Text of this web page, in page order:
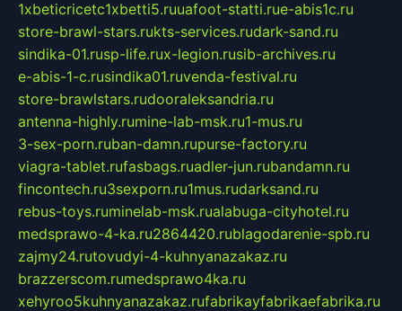
1xbeticricetc1xbetti5.ruuafoot-statti.rue-abis1c.ru
store-brawl-stars.rukts-services.rudark-sand.ru
sindika-01.rusp-life.rux-legion.rusib-archives.ru
e-abis-1-c.rusindika01.ruvenda-festival.ru
store-brawlstars.rudooraleksandria.ru
antenna-highly.rumine-lab-msk.ru1-mus.ru
3-sex-porn.ruban-damn.rupurse-factory.ru
viagra-tablet.rufasbags.ruadler-jun.rubandamn.ru
fincontech.ru3sexporn.ru1mus.rudarksand.ru
rebus-toys.ruminelab-msk.rualabuga-cityhotel.ru
medsprawo-4-ka.ru2864420.rublagodarenie-spb.ru
zajmy24.rutovudyi-4-kuhnyanazakaz.ru
brazzerscom.rumedsprawo4ka.ru
xehyroo5kuhnyanazakaz.rufabrikayfabrikaefabrika.ru